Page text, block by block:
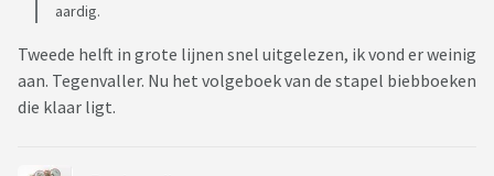
aardig.
Tweede helft in grote lijnen snel uitgelezen, ik vond er weinig
aan. Tegenvaller. Nu het volgeboek van de stapel biebboeken
die klaar ligt.